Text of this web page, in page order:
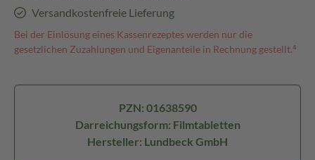
Versandkostenfreie Lieferung
Bei der Einlösung eines Kassenrezeptes werden nur die
gesetzlichen Zuzahlungen und Eigenanteile in Rechnung gestellt.⁴
PZN: 01638590
Darreichungsform: Filmtabletten
Hersteller: Lundbeck GmbH